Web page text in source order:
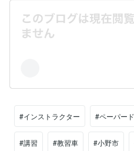
#インストラクター #ペーパー
#講習 #教習車 #小野市